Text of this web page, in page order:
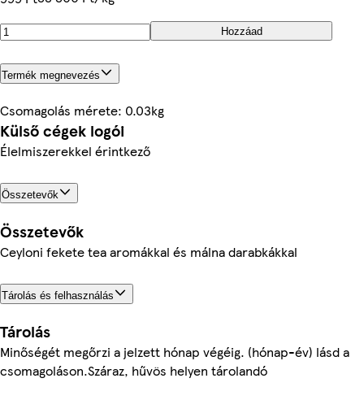
Hozzáad
Termék megnevezés
Csomagolás mérete: 0.03kg
Külső cégek logói
Élelmiszerekkel érintkező
Összetevők
Összetevők
Ceyloni fekete tea aromákkal és málna darabkákkal
Tárolás és felhasználás
Tárolás
Minőségét megőrzi a jelzett hónap végéig. (hónap-év) lásd a
csomagoláson.Száraz, hűvös helyen tárolandó